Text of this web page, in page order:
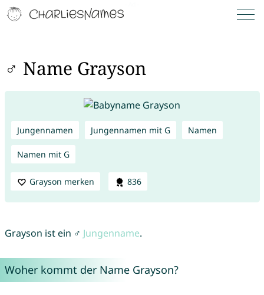
♂ Name Grayson
Jungennamen Jungennamen mit G Namen
Namen mit G
Grayson merken 836
Grayson ist ein ♂ Jungenname.
Woher kommt der Name Grayson?